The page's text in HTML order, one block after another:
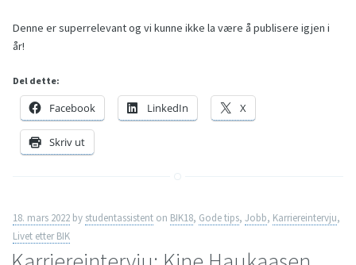
Denne er superrelevant og vi kunne ikke la være å publisere igjen i
år!
Del dette:
Facebook LinkedIn X
Skriv ut
18. mars 2022 by studentassistent on BIK18, Gode tips, Jobb, Karriereintervju,
Livet etter BIK